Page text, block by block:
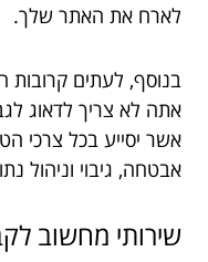
לארח את האתר שלך.
בנוסף, לעתים קרובות
אשר יסייע בכל צרכי
אבטחה, גיבוי וניהול
שירותי מחשוב